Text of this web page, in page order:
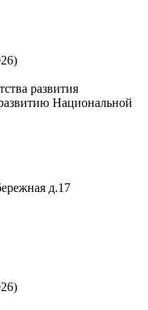
развития
Национальной
д.17